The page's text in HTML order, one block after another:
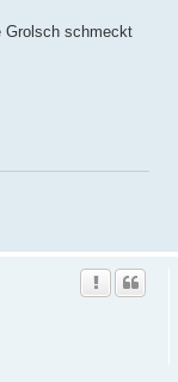
Grolsch schmeckt